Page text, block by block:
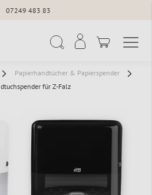
07249 483 83
Papierhandtücher & Papierspender
für Z-Falz